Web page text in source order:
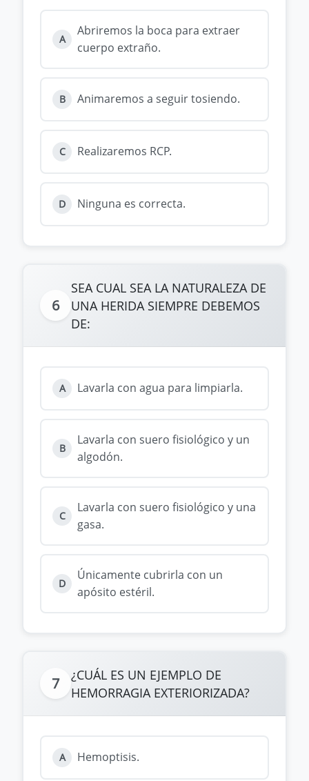
A
Abriremos la boca para extraer
cuerpo extraño.
B Animaremos a seguir tosiendo.
C Realizaremos RCP.
D Ninguna es correcta.
6
SEA CUAL SEA LA NATURALEZA DE
UNA HERIDA SIEMPRE DEBEMOS
DE:
A Lavarla con agua para limpiarla.
B
Lavarla con suero fisiológico y un
algodón.
C
Lavarla con suero fisiológico y una
gasa.
D
Únicamente cubrirla con un
apósito estéril.
7
¿CUÁL ES UN EJEMPLO DE
HEMORRAGIA EXTERIORIZADA?
A Hemoptisis.